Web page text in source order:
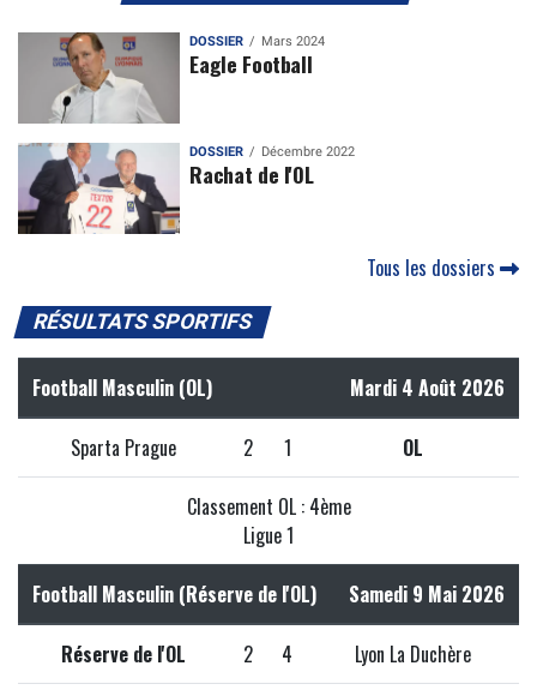
DOSSIER Mars 2024
Eagle Football
DOSSIER Décembre 2022
Rachat de l'OL
Tous les dossiers
RÉSULTATS SPORTIFS
Football Masculin (OL) Mardi 4 Août 2026
Sparta Prague 2 1 OL
Classement OL : 4ème
Ligue 1
Football Masculin (Réserve de l'OL) Samedi 9 Mai 2026
Réserve de l'OL 2 4 Lyon La Duchère